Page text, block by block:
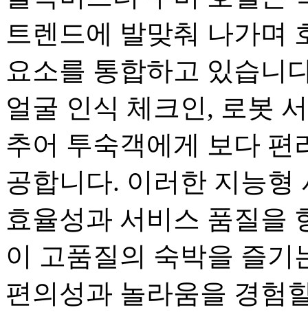
트렌드에 발맞춰 나가며
요소를 통합하고 있습니
얼굴 인식 체크인, 로봇
추어 투숙객에게 보다 편
공합니다. 이러한 지능형
효율성과 서비스 품질을
이 고품질의 숙박을 즐기
편의성과 놀라움을 경험